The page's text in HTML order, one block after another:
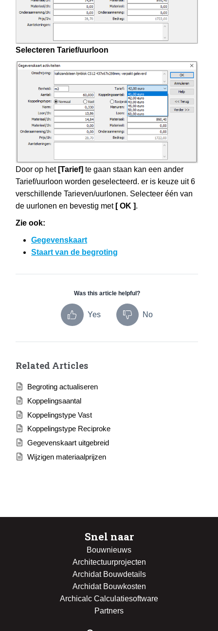
Selecteren Tarief/uurloon
Door op het [Tarief] te gaan staan kan een ander
Tarief/uurloon worden geselecteerd. er is keuze uit 6
verschillende Tarieven/uurlonen. Selecteer één van
de uurlonen en bevestig met [ OK ].
Zie ook:
Gegevenskaart
Staart van de begroting
Was this article helpful?
Yes No
Related Articles
Begroting actualiseren
Koppelingsaantal
Koppelingstype Vast
Koppelingstype Reciproke
Gegevenskaart uitgebreid
Wijzigen materiaalprijzen
Snel naar
Bouwnieuws
Architectuurprojecten
Archidat Bouwdetails
Archidat Bouwkosten
Archicalc Calculatiesoftware
Partners